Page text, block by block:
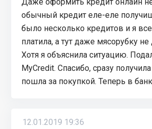
обычный кредит еле-еле
было несколько кредитов и я
платила, а тут даже мясорубку не
Хотя я объяснила ситуацию.
MyCredit. Спасибо, сразу
пошла за покупкой. Теперь в
12.01.2019 19:36